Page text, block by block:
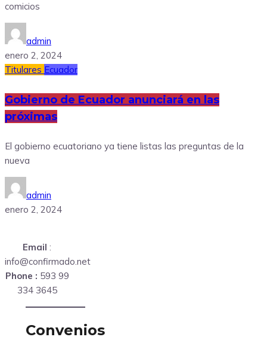
comicios
admin
enero 2, 2024
Titulares Ecuador
Gobierno de Ecuador anunciará en las
próximas
El gobierno ecuatoriano ya tiene listas las preguntas de la
nueva
admin
enero 2, 2024
Email :
info@confirmado.net
Phone : 593 99
334 3645
Convenios